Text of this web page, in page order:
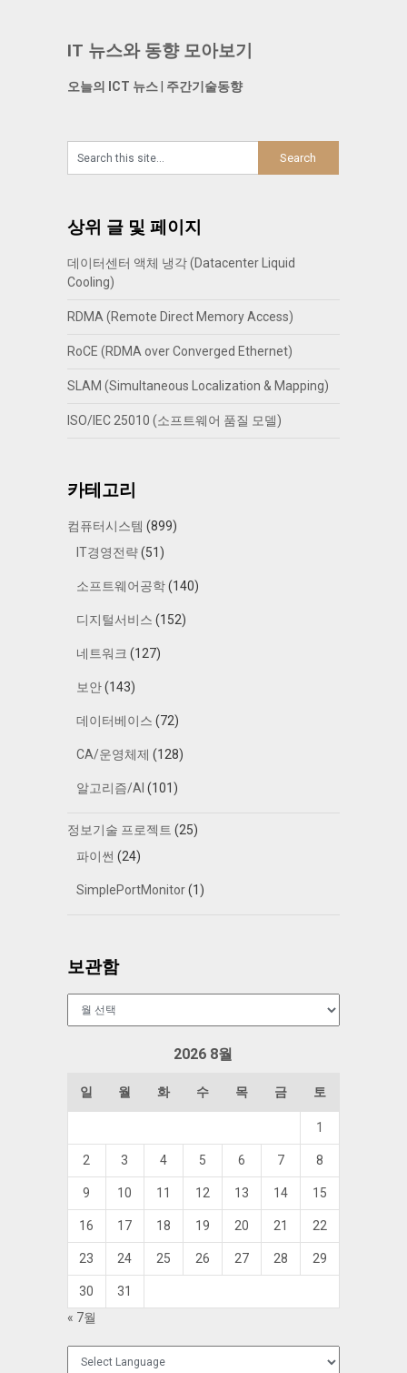
IT 뉴스와 동향 모아보기
오늘의 ICT 뉴스| 주간기술동향
상위 글 및 페이지
데이터센터 액체 냉각 (Datacenter Liquid
Cooling)
RDMA (Remote Direct Memory Access)
RoCE (RDMA over Converged Ethernet)
SLAM (Simultaneous Localization & Mapping)
ISO/IEC 25010 (소프트웨어 품질 모델)
카테고리
컴퓨터시스템 (899)
IT경영전략(51)
소프트웨어공학(140)
디지털서비스 (152)
네트워크 (127)
보안(143)
데이터베이스 (72)
CA/운영체제 (128)
알고리즘/AI (101)
정보기술 프로젝트 (25)
파이썬 (24)
SimplePortMonitor(1)
보관함
2026 8월
일 월 화 수 목 금 토
1
2 3 4 5 6 7 8
9 10 11 12 13 14 15
16 17 18 19 20 21 22
23 24 25 26 27 28 29
30
31
« 7월